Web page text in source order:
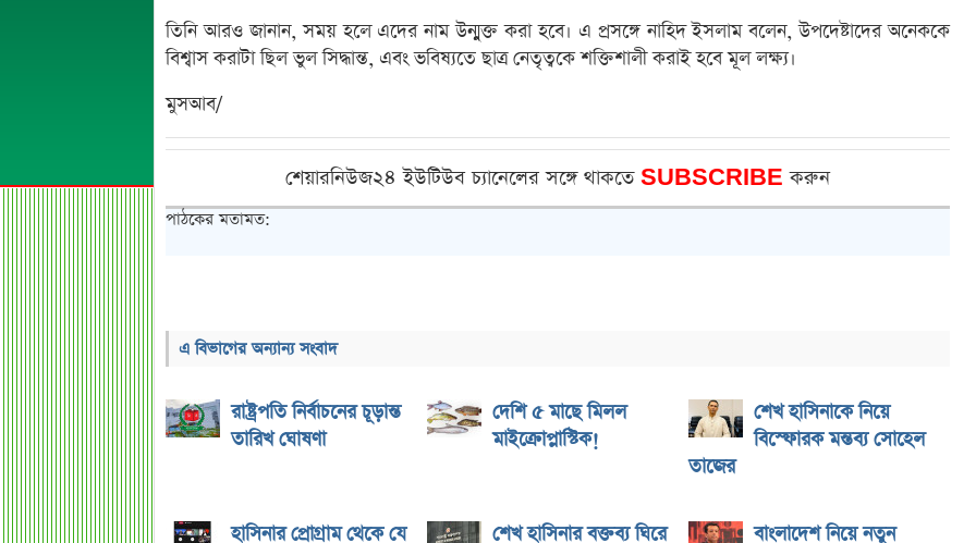
তিনি আরও জানান, সময় হলে এদের নাম উন্মুক্ত করা হবে। এ প্রসঙ্গে নাহিদ ইসলাম বলেন, উপদেষ্টাদের অনেককে
বিশ্বাস করাটা ছিল ভুল সিদ্ধান্ত, এবং ভবিষ্যতে ছাত্র নেতৃত্বকে শক্তিশালী করাই হবে মূল লক্ষ্য।
মুসআব/
শেয়ারনিউজ২৪ ইউটিউব চ্যানেলের সঙ্গে থাকতে SUBSCRIBEকরুন
পাঠকের মতামত:
এ বিভাগের অন্যান্য সংবাদ
রাষ্ট্রপতি নির্বাচনের চূড়ান্ত
তারিখ ঘোষণা
দেশি ৫ মাছে মিলল
মাইক্রোপ্লাস্টিক!
শেখ হাসিনাকে নিয়ে
বিস্ফোরক মন্তব্য সোহেল
তাজের
হাসিনার প্রোগ্রাম থেকে যে
শেখ হাসিনার বক্তব্য ঘিরে
বাংলাদেশ নিয়ে নতুন